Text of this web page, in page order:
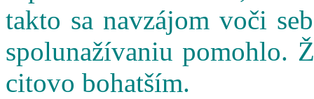
takto sa navzájom voči
spolunažívaniu pomohlo.
citovo bohatším.